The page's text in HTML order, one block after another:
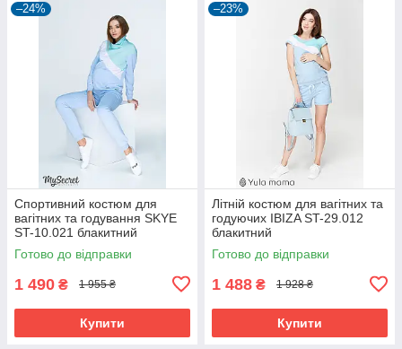
–24%
Спортивний костюм для
вагітних та годування SKYE
ST-10.021 блакитний
Готово до відправки
1 490 ₴ 1 955 ₴
Купити
–23%
Літній костюм для вагітних та
годуючих IBIZA ST-29.012
блакитний
Готово до відправки
1 488 ₴ 1 928 ₴
Купити